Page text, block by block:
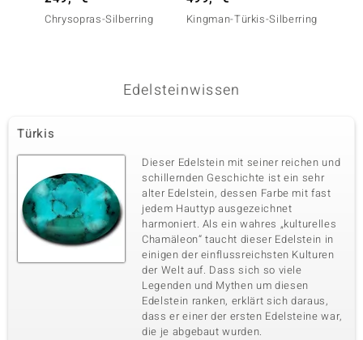
Chrysopras-Silberring Kingman-Türkis-Silberring
Edelsteinwissen
Türkis
Dieser Edelstein mit seiner reichen und
schillernden Geschichte ist ein sehr
alter Edelstein, dessen Farbe mit fast
jedem Hauttyp ausgezeichnet
harmoniert. Als ein wahres „kulturelles
Chamäleon“ taucht dieser Edelstein in
einigen der einflussreichsten Kulturen
der Welt auf. Dass sich so viele
Legenden und Mythen um diesen
Edelstein ranken, erklärt sich daraus,
dass er einer der ersten Edelsteine war,
die je abgebaut wurden.